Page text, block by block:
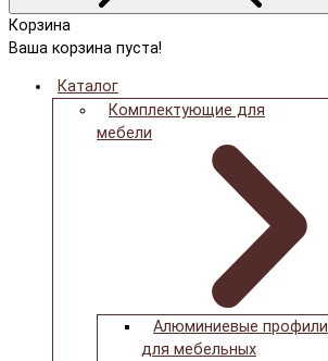
Корзина
Ваша корзина пуста!
Каталог
Комплектующие для
мебели
Алюминиевые профили
для мебельных